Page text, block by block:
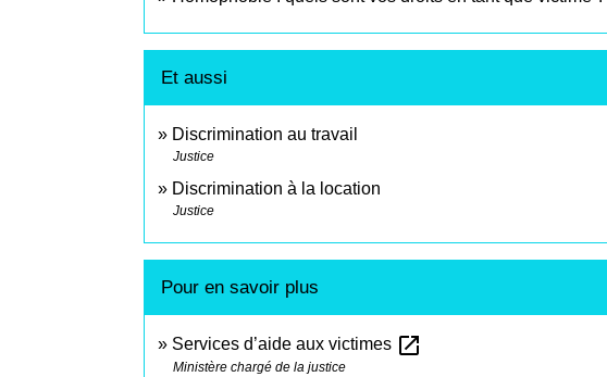
Et aussi
Discrimination au travail
Justice
Discrimination à la location
Justice
Pour en savoir plus
Services d’aide aux victimes open_in_new
Ministère chargé de la justice